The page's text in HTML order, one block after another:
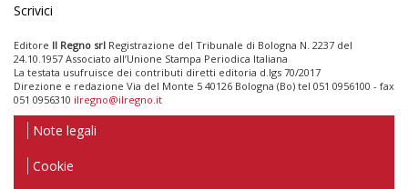
Scrivici
Editore Il Regno srl Registrazione del Tribunale di Bologna N. 2237 del
24.10.1957 Associato all’Unione Stampa Periodica Italiana
La testata usufruisce dei contributi diretti editoria d.lgs 70/2017
Direzione e redazione Via del Monte 5 40126 Bologna (Bo) tel 051 0956100 - fax
051 0956310 ilregno@ilregno.it
Note legali
Cookie